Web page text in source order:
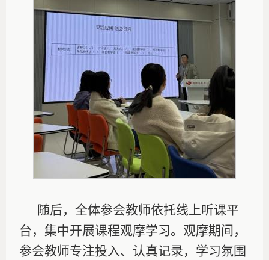
随后，全体参会教师依托线上听课平
台，集中开展课程观摩学习。观摩期间，
参会教师专注投入、认真记录，学习氛围